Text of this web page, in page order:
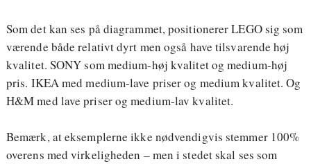
Som det kan ses på diagrammet, positionerer LEGO sig som
værende både relativt dyrt men også have tilsvarende høj
kvalitet. SONY som medium-høj kvalitet og medium-høj
pris. IKEA med medium-lave priser og medium kvalitet. Og
H&M med lave priser og medium-lav kvalitet.
Bemærk, at eksemplerne ikke nødvendigvis stemmer 100%
overens med virkeligheden – men i stedet skal ses som